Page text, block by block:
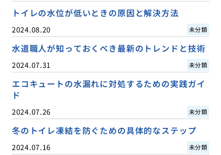
トイレの水位が低いときの原因と解決方法
2024.08.20 未分類
水道職人が知っておくべき最新のトレンドと技術
2024.07.31 未分類
エコキュートの水漏れに対処するための実践ガイ
ド
2024.07.26 未分類
冬のトイレ凍結を防ぐための具体的なステップ
2024.07.16 未分類